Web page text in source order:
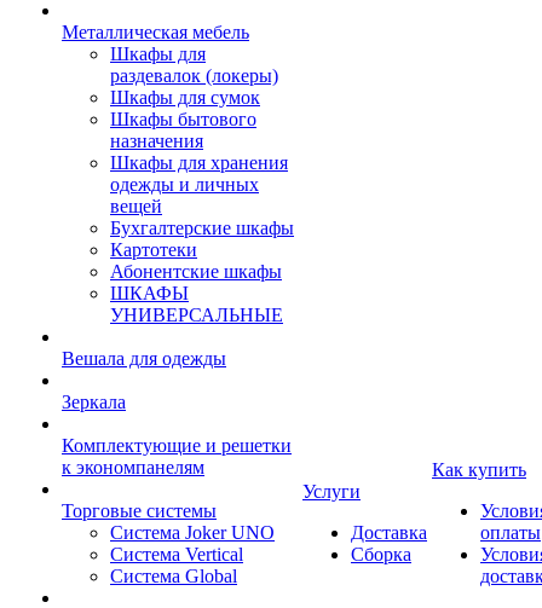
Металлическая мебель
Шкафы для
раздевалок (локеры)
Шкафы для сумок
Шкафы бытового
назначения
Шкафы для хранения
одежды и личных
вещей
Бухгалтерские шкафы
Картотеки
Абонентские шкафы
ШКАФЫ
УНИВЕРСАЛЬНЫЕ
Вешала для одежды
Зеркала
Комплектующие и решетки
к экономпанелям
Торговые системы
Система Joker UNO
Система Vertical
Система Global
Услуги
Доставка
Сборка
Как купить
оплаты